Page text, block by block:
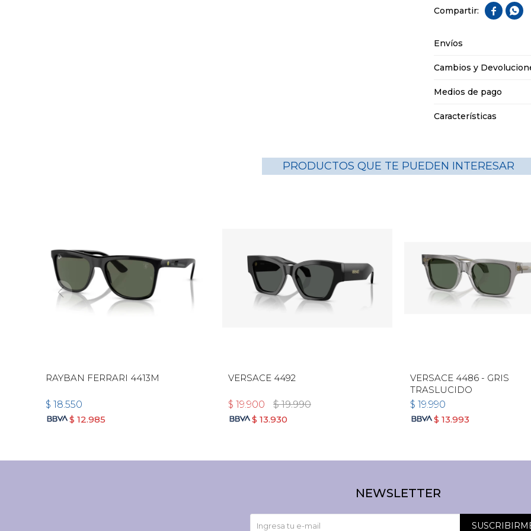
 
Envíos
Cambios y
Medios de pago
Características
PRODUCTOS QUE TE PUEDEN INTERESAR
RAYBAN FERRARI 4413M
$ 18.550
$ 12.985
VERSACE 4492
$ 19.900 $ 19.990
$ 13.930
VERSACE 4486 - GRIS
TRASLUCIDO
$ 19.990
$ 13.993
NEWSLETTER